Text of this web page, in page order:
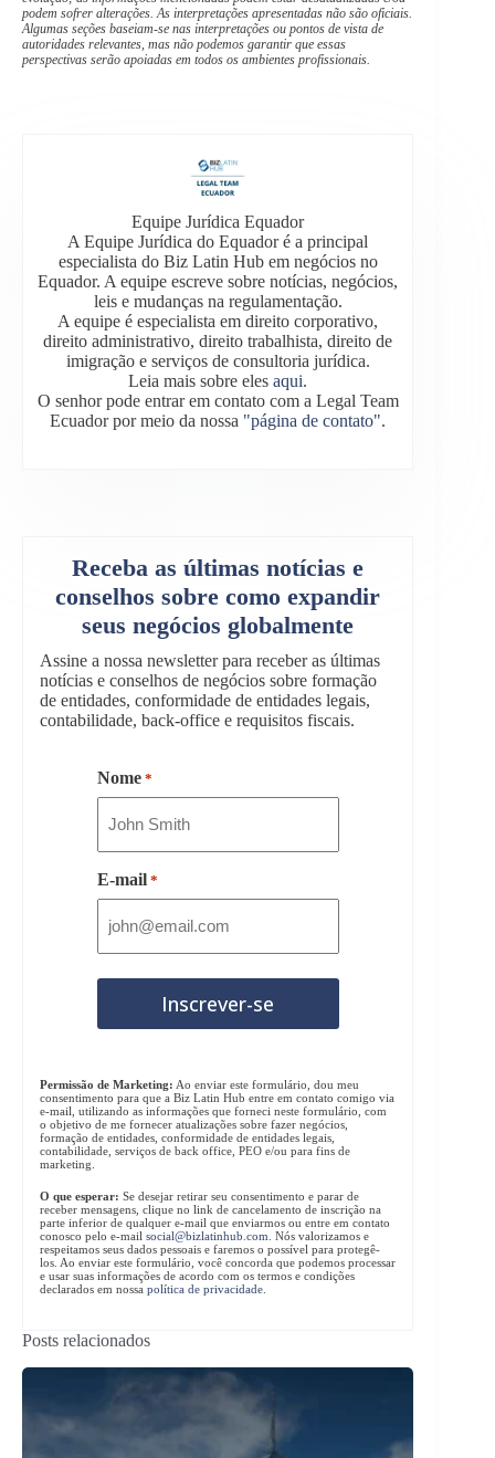
podem sofrer alterações. As interpretações apresentadas não são oficiais.
Algumas seções baseiam-se nas interpretações ou pontos de vista de
autoridades relevantes, mas não podemos garantir que essas
perspectivas serão apoiadas em todos os ambientes profissionais.
Equipe Jurídica Equador
A Equipe Jurídica do Equador é a principal
especialista do Biz Latin Hub em negócios no
Equador. A equipe escreve sobre notícias, negócios,
leis e mudanças na regulamentação.
A equipe é especialista em direito corporativo,
direito administrativo, direito trabalhista, direito de
imigração e serviços de consultoria jurídica.
Leia mais sobre elesaqui.
O senhor pode entrar em contato com a Legal Team
Ecuador por meio da nossa "página de contato".
Receba as últimas notícias e
conselhos sobre como expandir
seus negócios globalmente
Assine a nossa newsletter para receber as últimas
notícias e conselhos de negócios sobre formação
de entidades, conformidade de entidades legais,
contabilidade, back-office e requisitos fiscais.
Nome *
E-mail *
Permissão de Marketing: Ao enviar este formulário, dou meu
consentimento para que a Biz Latin Hub entre em contato comigo via
e-mail, utilizando as informações que forneci neste formulário, com
o objetivo de me fornecer atualizações sobre fazer negócios,
formação de entidades, conformidade de entidades legais,
contabilidade, serviços de back office, PEO e/ou para fins de
marketing.
O que esperar: Se desejar retirar seu consentimento e parar de
receber mensagens, clique no link de cancelamento de inscrição na
parte inferior de qualquer e-mail que enviarmos ou entre em contato
conosco pelo e-mail social@bizlatinhub.com . Nós valorizamos e
respeitamos seus dados pessoais e faremos o possível para protegê-
los. Ao enviar este formulário, você concorda que podemos processar
e usar suas informações de acordo com os termos e condições
declarados em nossa política de privacidade
Posts relacionados